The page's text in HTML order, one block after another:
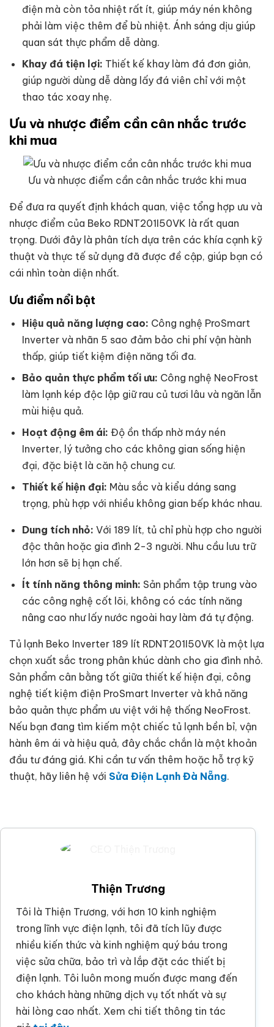
điện mà còn tỏa nhiệt rất ít, giúp máy nén không
phải làm việc thêm để bù nhiệt. Ánh sáng dịu giúp
quan sát thực phẩm dễ dàng.
Khay đá tiện lợi: Thiết kế khay làm đá đơn giản,
giúp người dùng dễ dàng lấy đá viên chỉ với một
thao tác xoay nhẹ.
Ưu và nhược điểm cần cân nhắc trước
khi mua
Ưu và nhược điểm cần cân nhắc trước khi mua
Để đưa ra quyết định khách quan, việc tổng hợp ưu và
nhược điểm của Beko RDNT201I50VK là rất quan
trọng. Dưới đây là phân tích dựa trên các khía cạnh kỹ
thuật và thực tế sử dụng đã được đề cập, giúp bạn có
cái nhìn toàn diện nhất.
Ưu điểm nổi bật
Hiệu quả năng lượng cao: Công nghệ ProSmart
Inverter và nhãn 5 sao đảm bảo chi phí vận hành
thấp, giúp tiết kiệm điện năng tối đa.
Bảo quản thực phẩm tối ưu: Công nghệ NeoFrost
làm lạnh kép độc lập giữ rau củ tươi lâu và ngăn lẫn
mùi hiệu quả.
Hoạt động êm ái: Độ ồn thấp nhờ máy nén
Inverter, lý tưởng cho các không gian sống hiện
đại, đặc biệt là căn hộ chung cư.
Thiết kế hiện đại: Màu sắc và kiểu dáng sang
trọng, phù hợp với nhiều không gian bếp khác nhau.
Dung tích nhỏ: Với 189 lít, tủ chỉ phù hợp cho người
độc thân hoặc gia đình 2-3 người. Nhu cầu lưu trữ
lớn hơn sẽ bị hạn chế.
Ít tính năng thông minh: Sản phẩm tập trung vào
các công nghệ cốt lõi, không có các tính năng
nâng cao như lấy nước ngoài hay làm đá tự động.
Tủ lạnh Beko Inverter 189 lít RDNT201I50VK là một lựa
chọn xuất sắc trong phân khúc dành cho gia đình nhỏ.
Sản phẩm cân bằng tốt giữa thiết kế hiện đại, công
nghệ tiết kiệm điện ProSmart Inverter và khả năng
bảo quản thực phẩm ưu việt với hệ thống NeoFrost.
Nếu bạn đang tìm kiếm một chiếc tủ lạnh bền bỉ, vận
hành êm ái và hiệu quả, đây chắc chắn là một khoản
đầu tư đáng giá. Khi cần tư vấn thêm hoặc hỗ trợ kỹ
thuật, hãy liên hệ với Sửa Điện Lạnh Đà Nẵng.
Thiện Trương
Tôi là Thiện Trương, với hơn 10 kinh nghiệm
trong lĩnh vực điện lạnh, tôi đã tích lũy được
nhiều kiến thức và kinh nghiệm quý báu trong
việc sửa chữa, bảo trì và lắp đặt các thiết bị
điện lạnh. Tôi luôn mong muốn được mang đến
cho khách hàng những dịch vụ tốt nhất và sự
hài lòng cao nhất. Xem chi tiết thông tin tác